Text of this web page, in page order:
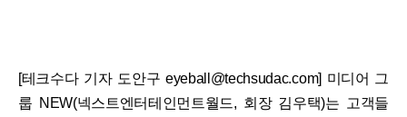
[테크수다 기자 도안구 eyeball@techsudac.com] 미디어 그
룹 NEW(넥스트엔터테인먼트월드, 회장 김우택)는 고객들